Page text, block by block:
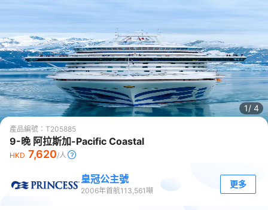
1/ 4
產品編號： T205885
9-晚 阿拉斯加-Pacific Coastal
HKD 7,620/人
皇冠公主號
2006年首航113,561 噸
更多